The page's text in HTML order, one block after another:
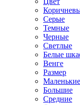
Серые
Темные
Черные
Светлые
Белые
Венге
Размер
Маленькие
Большие
Средние